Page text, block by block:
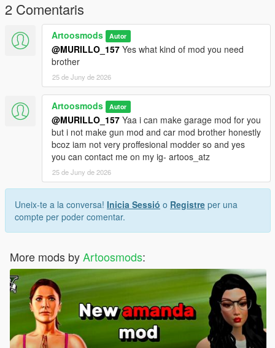
2 Comentaris
Artoosmods Autor
@MURILLO_157 Yes what kind of mod you need
brother
25 de Juny de 2026
Artoosmods Autor
@MURILLO_157 Yaa i can make garage mod for you
but i not make gun mod and car mod brother honestly
bcoz iam not very proffesional modder so and yes
you can contact me on my ig- artoos_atz
25 de Juny de 2026
Uneix-te a la conversa! Inicia Sessió o Registre per una
compte per poder comentar.
More mods byArtoosmods: